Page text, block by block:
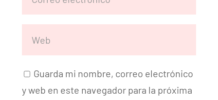
Guarda mi nombre, correo electrónico
y web en este navegador para la próxima